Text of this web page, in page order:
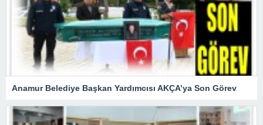
Anamur Belediye Başkan Yardımcısı AKÇA’ya Son Görev